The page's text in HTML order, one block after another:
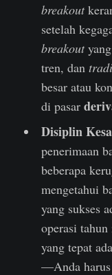
breakout
setelah
breakout
tren, dan
besar atau
di pasar
Disiplin
penerimaan
beberapa
mengetahui
yang sukses
operasi
yang tepat
—Anda